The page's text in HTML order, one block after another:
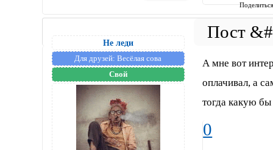
Не леди
Для друзей: Весёлая сова
Свой
А мне вот
оплачивал, а
тогда какую
0